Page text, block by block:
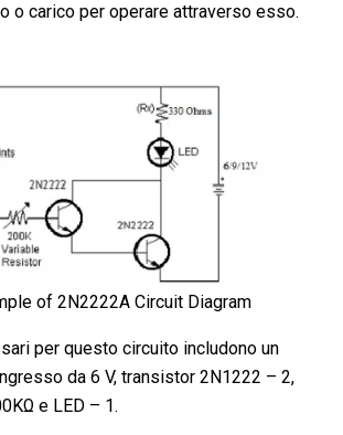
o carico per operare attraverso esso.
of 2N2222A Circuit Diagram
per questo circuito includono un
da 6 V, transistor 2N1222 – 2,
e LED – 1.